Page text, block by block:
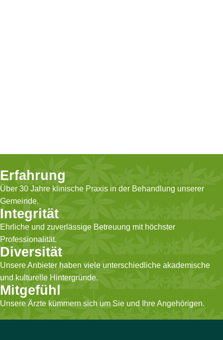
Erfahrung
Über 30 Jahre klinische Praxis in der Behandlung unserer
Gemeinde.
Integrität
Ehrliche und zuverlässige Betreuung mit höchster
Professionalität.
Diversität
Unsere Anbieter haben viele unterschiedliche akademische
und kulturelle Hintergründe.
Mitgefühl
Unsere Ärzte kümmern sich um Sie und Ihre Angehörigen.